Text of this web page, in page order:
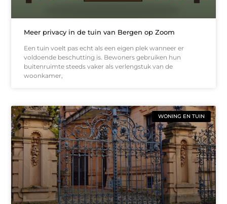
Meer privacy in de tuin van Bergen op Zoom
Een tuin voelt pas echt als een eigen plek wanneer er
voldoende beschutting is. Bewoners gebruiken hun
buitenruimte steeds vaker als verlengstuk van de
woonkamer,
WONING EN TUIN